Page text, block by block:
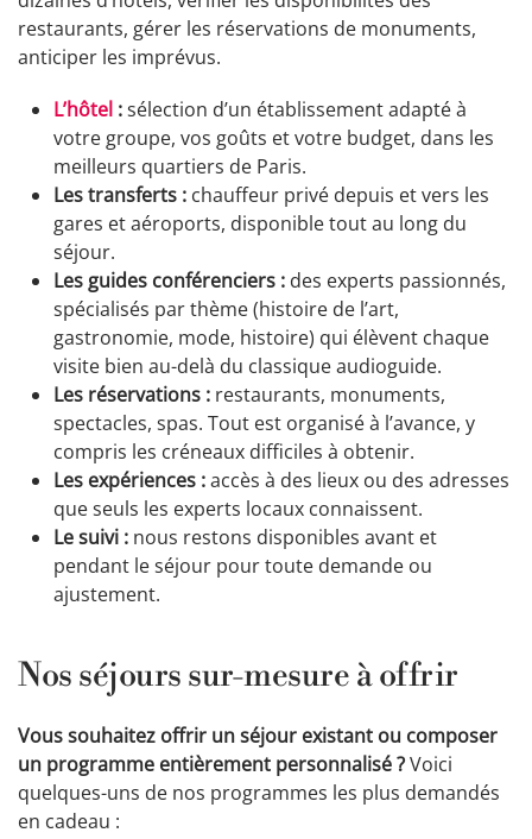
restaurants, gérer les réservations de monuments,
anticiper les imprévus.
L’hôtel :sélection d’un établissement adapté à
votre groupe, vos goûts et votre budget, dans les
meilleurs quartiers de Paris.
Les transferts : chauffeur privé depuis et vers les
gares et aéroports, disponible tout au long du
séjour.
Les guides conférenciers : des experts passionnés,
spécialisés par thème (histoire de l’art,
gastronomie, mode, histoire) qui élèvent chaque
visite bien au-delà du classique audioguide.
Les réservations : restaurants, monuments,
spectacles, spas. Tout est organisé à l’avance, y
compris les créneaux difficiles à obtenir.
Les expériences :accès à des lieux ou des adresses
que seuls les experts locaux connaissent.
Le suivi : nous restons disponibles avant et
pendant le séjour pour toute demande ou
ajustement.
Nos séjours sur-mesure à offrir
Vous souhaitez offrir un séjour existant ou composer
un programme entièrement personnalisé ?Voici
quelques-uns de nos programmes les plus demandés
en cadeau :